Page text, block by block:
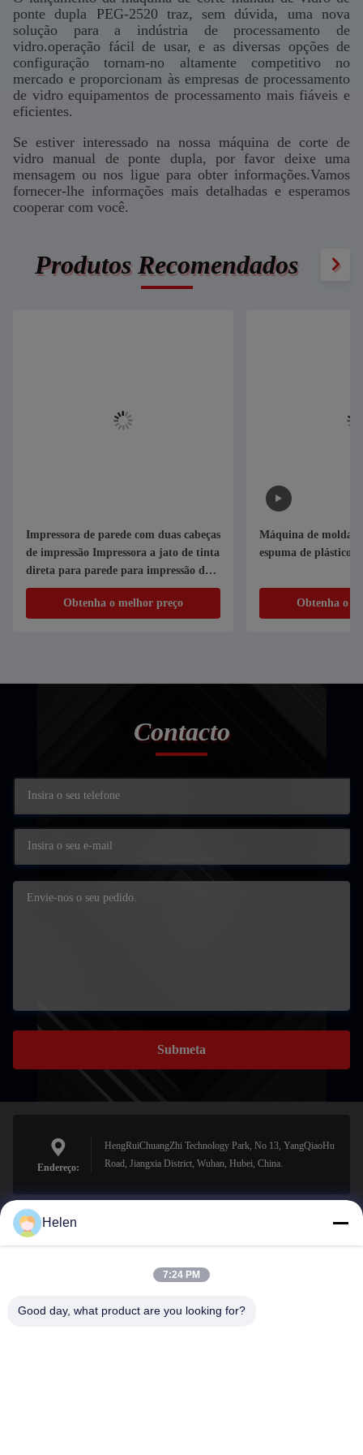
ponte dupla PEG-2520 traz, sem dúvida, uma nova
solução para a indústria de processamento de
vidro.operação fácil de usar, e as diversas opções de
configuração tornam-no altamente competitivo no
mercado e proporcionam às empresas de processamento
de vidro equipamentos de processamento mais fiáveis e
eficientes.
Se estiver interessado na nossa máquina de corte de
vidro manual de ponte dupla, por favor deixe uma
mensagem ou nos ligue para obter informações.Vamos
fornecer-lhe informações mais detalhadas e esperamos
cooperar com você.
Produtos Recomendados
Impressora de parede com duas cabeças
de impressão Impressora a jato de tinta
direta para parede para impressão de
imagem grande
Obtenha o melhor preço
Máquina de
espuma de plástico
Obtenha o
Contacto
Submeta
Endereço:
HengRuiChuangZhi Technology Park, No 13, YangQiaoHu
Road, Jiangxia District, Wuhan, Hubei, China.
sales@perfectlaser.net
Helen
7:24 PM
Good day, what product are you looking for?